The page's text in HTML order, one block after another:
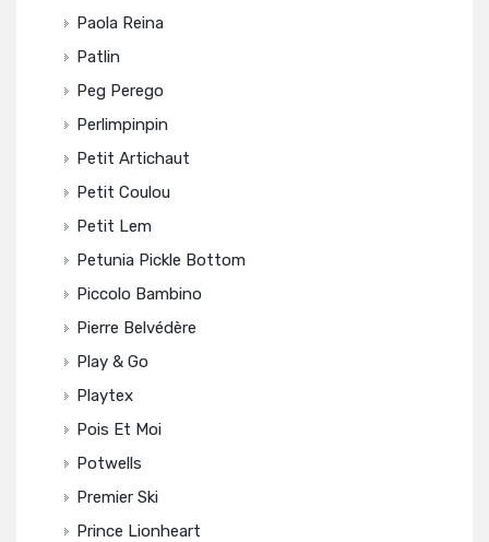
Paola Reina
Patlin
Peg Perego
Perlimpinpin
Petit Artichaut
Petit Coulou
Petit Lem
Petunia Pickle Bottom
Piccolo Bambino
Pierre Belvédère
Play & Go
Playtex
Pois Et Moi
Potwells
Premier Ski
Prince Lionheart